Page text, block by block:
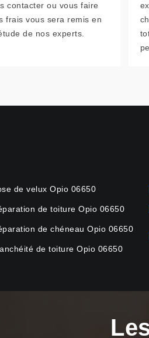
contacter ou vous faire
frais vous sera remis en
de nos experts.
de velux Opio 06650
de toiture Opio 06650
de chéneau Opio 06650
de toiture Opio 06650